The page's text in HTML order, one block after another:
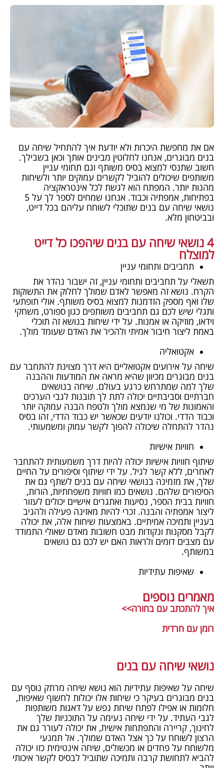
אם את מחפשת היכרות ולא יודעת איך להתחיל שיחה עם
בנים מבוגרים, אנחנו לחלוטין מבינים אותך וכאן בשבילך.
חשוב שתנסי למצוא בסיס משותף וגם תחומי עניין
משותפים שיכולים להוביל לקשרים עמוקים יותר ולשיחות
מהנות יותר. המפתח הוא לגשת לכל אינטראקציה
בפתיחות, אמפתיה וכבוד. אנחנו שמחים לספר לך על 5
נושאי שיחה עם בנים שתוכלי לשוחח עליהם בכל דייט,
ובביטחון מלא.
4 נושאי שיחה עם בנים שיהפכו כל דייט
למוצלח
תחביבים ותחומי עניין
תשאלי על תחביבים ותחומי עניין, זה ישבור נהדר את
הקרח. נושא זה מאפשר לאדם שמולך לחלוק את התשוקות
שלו ואף מספק הזדמנות למצוא בסיס משותף. אולי תופתעי
ותגלי שיש לכם גם תחביבים משותפים כגון ספורט, משחקי
וידאו, מוזיקה או אמנות. על ידי שיחות בנושא זה תוכלי
באמת ליצור חיבור אמיתי ולהכיר את האדם שעומד מולך.
אקטואליה
שיחה על אירועים אקטואליים היא דרך מצוינת להתחבר עם
בנים מבוגרים מכיוון שהיא מראה את המודעות וההבנה
שלך למה שמתרחש כרגע בעולם. שיחה בנושאים
חברתיים וסביבתיים יכולה לתת לך תובנות לגבי הערכים
והאמונות של מי שנמצא מולך ולטפח הבנה עמוקה יותר
וכבוד הדדי. וכולנו יודעים שכאשר יש כבוד הדדי, זהו בסיס
נהדר להתחלה שיכולה להפוך לקשר עמוק ומשמעותי.
חוויות אישיות
שיתוף חוויות אישיות יכולה להיות דרך משמעותית להתחבר
לאחרים, ללא קשר לגיל. על ידי שיתוף וסיפורים על החיים
שלך, את מזמינה בנושאי שיחה עם בנים לשתף גם את
הסיפורים שלהם. נושאים כמו חוויות משפחתיות, הורות,
חוויות בבית הספר, נסיעות ואתגרים אישיים יכולים לעזור
ליצור אמפתיה והבנה. זכרי להיות מאזינה פעילה ולהגיב
בעניין ותמיכה אמיתיים. באמצעות שיחות אלה, את יכולה
לקבל מסקנות ונקודות מבט חשובות מאדם שאולי התמודד
עם מצבים דומים ולראות האם יש לכם גם נושאים
במשותף.
שאיפות עתידיות
מאמרים נוספים
איך להתכתב עם בחורה>>
רומן עם חרדית
נושאי שיחה עם בנים
שיחה על שאיפות עתידיות הוא נושא שיחה מרתק נוסף עם
בנים מבוגרים בעיקר כי שיחות אלו יכולות לחשוף שאיפות,
חלומות או אפילו לפתח שיחת נפש על דאגות משותפות
לגבי העתיד. על ידי שיחה נעימה על התוכניות שלך
לחינוך, קריירה והתפתחות אישית, את יכולה לעורר גם את
הרצון לשוחח על כך אצל האדם שמולך. אל תמנעי
מלשוחח על פחדים או מכשולים, שיחה אינטימית כזו יכולה
להביא לתחושת קרבה ותמיכה שתוביל לבסיס לקשר איכותי